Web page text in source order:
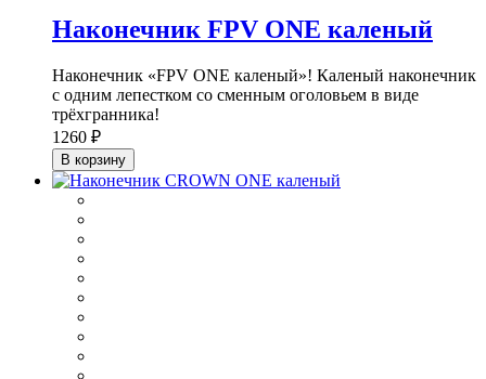
Наконечник FPV ONE каленый
Наконечник «FPV ONE каленый»! Каленый наконечник
с одним лепестком со сменным оголовьем в виде
трёхгранника!
1260 ₽
В корзину